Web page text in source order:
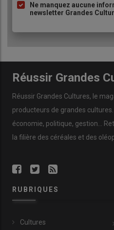
Ne manquez aucune
newsletter Grandes
Réussir Grandes
Réussir Grandes Cultures, le
producteurs de grandes cultures.
économie, politique, gestion…
la filière des céréales et des
RUBRIQUES
Cultures